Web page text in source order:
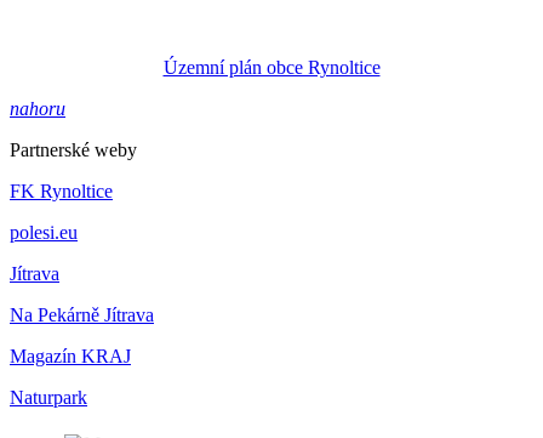
Územní plán obce Rynoltice
nahoru
Partnerské weby
FK Rynoltice
polesi.eu
Jítrava
Na Pekárně Jítrava
Magazín KRAJ
Naturpark